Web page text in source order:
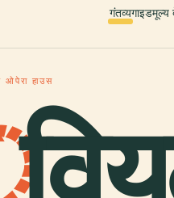
गंतव्यगाइडमूल्य
ओपेरा हाउस